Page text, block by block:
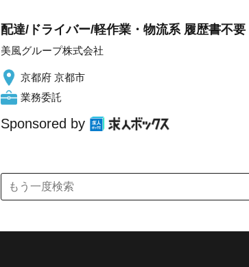
配達/ドライバー/軽作業・物流系 履歴書不
美風グループ株式会社
京都府 京都市
業務委託
Sponsored by